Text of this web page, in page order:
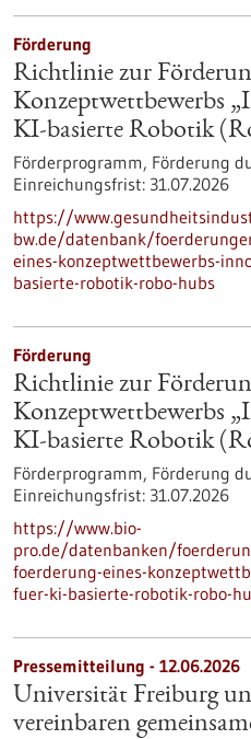
Förderung
Richtlinie zur
Konzeptwettbewerbs
KI-basierte Robotik
Förderprogramm, Förderung
Einreichungsfrist: 31.07.2026
https://
bw.de/datenbank/
eines-konzeptwettbewerbs-
basierte-robotik-robo-hubs
Förderung
Richtlinie zur
Konzeptwettbewerbs
KI-basierte Robotik
Förderprogramm, Förderung
Einreichungsfrist: 31.07.2026
https://www.bio-
pro.de/datenbanken/
foerderung-eines-
fuer-ki-basierte-robotik-robo-
Pressemitteilung - 12.06.2026
Universität Freiburg
vereinbaren